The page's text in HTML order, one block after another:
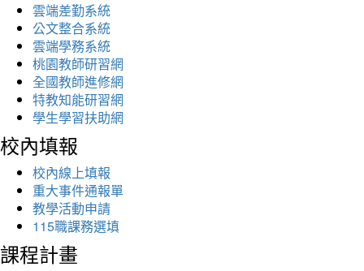
雲端差勤系統
公文整合系統
雲端學務系統
桃園教師研習網
全國教師進修網
特教知能研習網
學生學習扶助網
校內填報
校內線上填報
重大事件通報單
教學活動申請
115職課務選填
課程計畫